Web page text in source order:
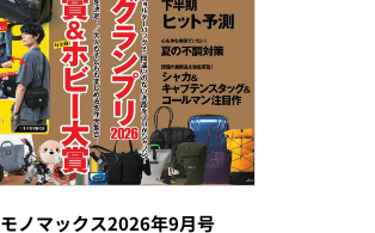
モノマックス2026年9月号